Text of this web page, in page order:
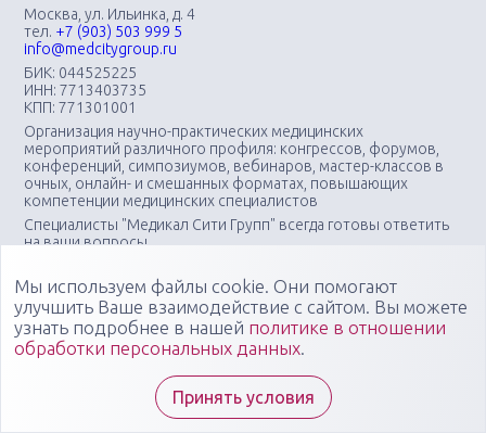
Москва, ул. Ильинка, д. 4
тел. +7 (903) 503 999 5
info@medcitygroup.ru
БИК: 044525225
ИНН: 7713403735
КПП: 771301001
Организация научно-практических медицинских
мероприятий различного профиля: конгрессов, форумов,
конференций, симпозиумов, вебинаров, мастер-классов в
очных, онлайн- и смешанных форматах, повышающих
компетенции медицинских специалистов
Специалисты "Медикал Сити Групп" всегда готовы ответить
на ваши вопросы
Мы используем файлы cookie. Они помогают
улучшить Ваше взаимодействие с сайтом. Вы можете
узнать подробнее в нашей политике в отношении
обработки персональных данных.
Принять условия